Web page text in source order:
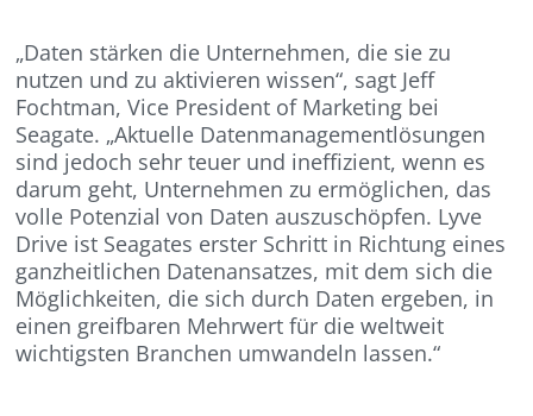
„Daten stärken die Unternehmen, die sie zu
nutzen und zu aktivieren wissen“, sagt Jeff
Fochtman, Vice President of Marketing bei
Seagate. „Aktuelle Datenmanagementlösungen
sind jedoch sehr teuer und ineffizient, wenn es
darum geht, Unternehmen zu ermöglichen, das
volle Potenzial von Daten auszuschöpfen. Lyve
Drive ist Seagates erster Schritt in Richtung eines
ganzheitlichen Datenansatzes, mit dem sich die
Möglichkeiten, die sich durch Daten ergeben, in
einen greifbaren Mehrwert für die weltweit
wichtigsten Branchen umwandeln lassen.“